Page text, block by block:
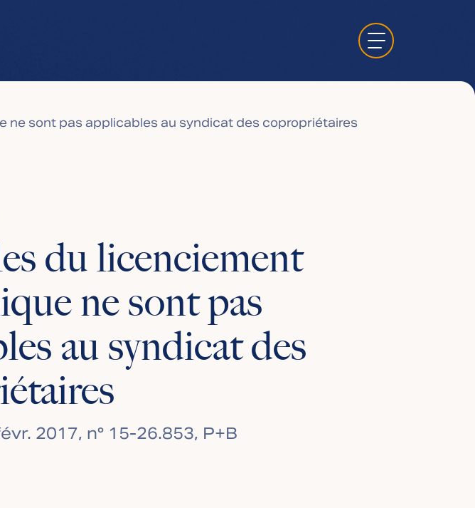
ne sont pas applicables au syndicat des copropriétaires
du licenciement
ne sont pas
au syndicat des
2017, n° 15-26.853, P+B